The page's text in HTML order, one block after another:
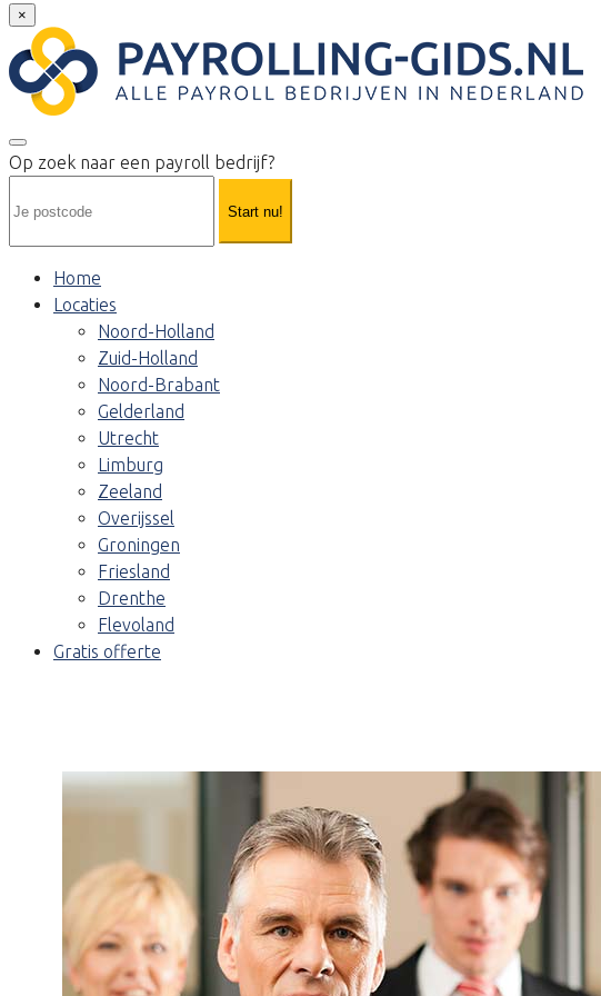
×
Op zoek naar een payroll bedrijf?
Start nu!
Home
Locaties
Noord-Holland
Zuid-Holland
Noord-Brabant
Gelderland
Utrecht
Limburg
Zeeland
Overijssel
Groningen
Friesland
Drenthe
Flevoland
Gratis offerte